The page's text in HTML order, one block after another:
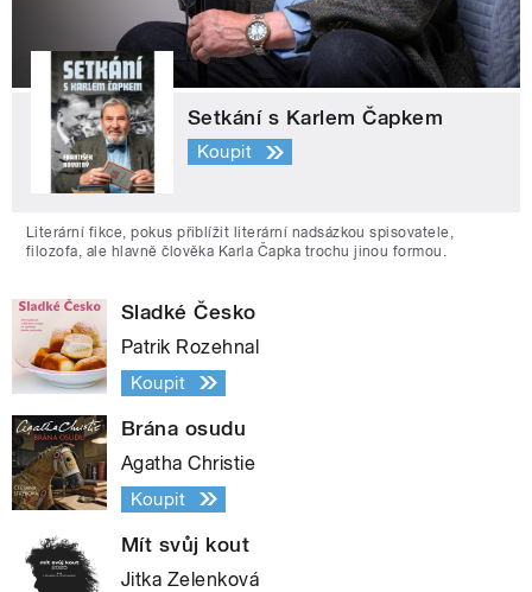
Setkání s Karlem Čapkem
Koupit
Literární fikce, pokus přiblížit literární nadsázkou spisovatele,
filozofa, ale hlavně člověka Karla Čapka trochu jinou formou.
Sladké Česko
Patrik Rozehnal
Koupit
Brána osudu
Agatha Christie
Koupit
Mít svůj kout
Jitka Zelenková